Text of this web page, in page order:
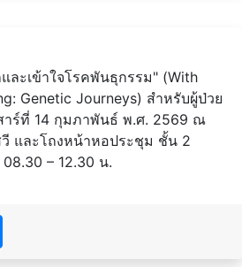
ละเข้าใจโรคพันธุกรรม" (With
Genetic Journeys) สำหรับผู้ป่วย
าร์ที่ 14 กุมภาพันธ์ พ.ศ. 2569 ณ
และโถงหน้าหอประชุม ชั้น 2
08.30 – 12.30 น.